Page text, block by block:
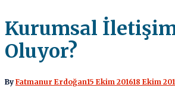
Kurumsal
Oluyor?
By Fatmanur Erdoğan15 Ekim 201618 Ekim